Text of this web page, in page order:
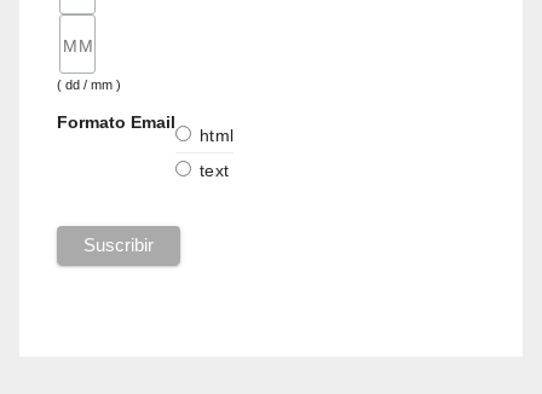
( dd / mm )
Formato Email
html
text